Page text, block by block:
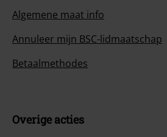
Algemene maat info
Annuleer mijn BSC-lidmaatschap
Betaalmethodes
Overige acties